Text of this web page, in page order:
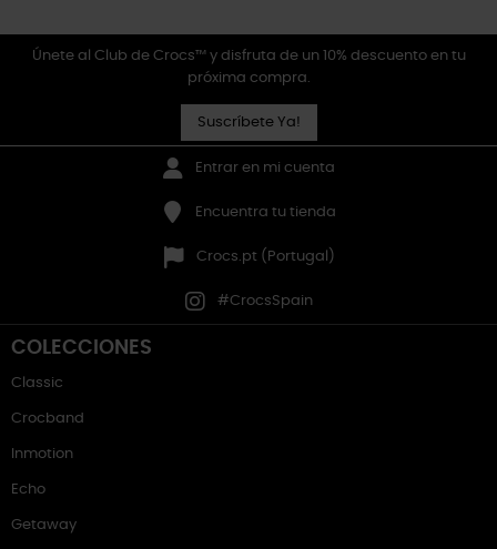
Únete al Club de Crocs™ y disfruta de un 10% descuento en tu
próxima compra.
Suscríbete Ya!
Entrar en mi cuenta
Encuentra tu tienda
Crocs.pt (Portugal)
#CrocsSpain
COLECCIONES
Classic
Crocband
Inmotion
Echo
Getaway